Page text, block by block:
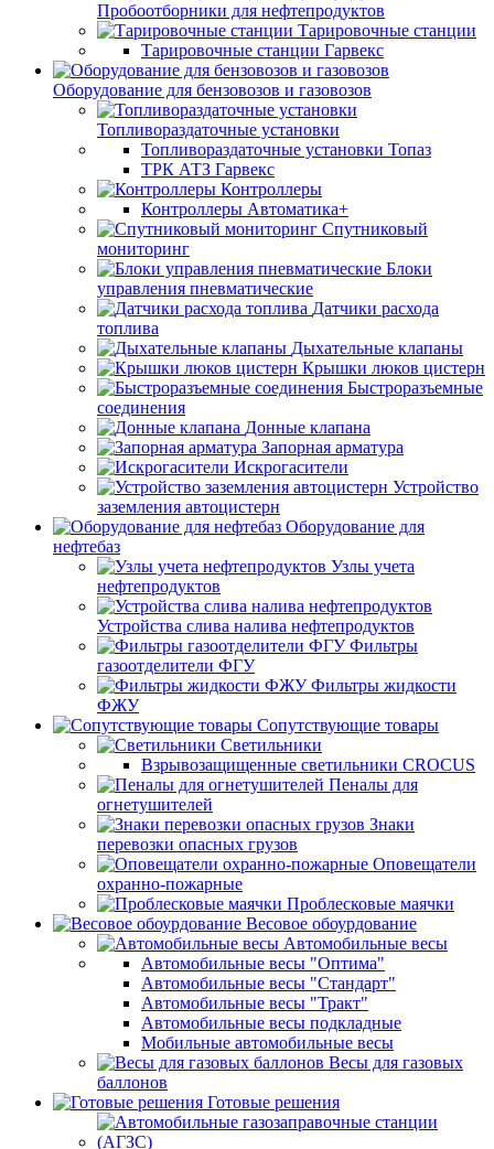
Пробоотборники для нефтепродуктов
Тарировочные станции
Тарировочные станции Гарвекс
Оборудование для бензовозов и газовозов
Топливораздаточные установки
Топливораздаточные установки Топаз
ТРК АТЗ Гарвекс
Контроллеры
Контроллеры Автоматика+
Спутниковый
мониторинг
Блоки
управления пневматические
Датчики расхода
топлива
Дыхательные клапаны
Крышки люков цистерн
Быстроразъемные
соединения
Донные клапана
Запорная арматура
Искрогасители
Устройство
заземления автоцистерн
Оборудование для
нефтебаз
Узлы учета
нефтепродуктов
Устройства слива налива нефтепродуктов
Фильтры
газоотделители ФГУ
Фильтры жидкости
ФЖУ
Сопутствующие товары
Светильники
Взрывозащищенные светильники CROCUS
Пеналы для
огнетушителей
Знаки
перевозки опасных грузов
Оповещатели
охранно-пожарные
Проблесковые маячки
Весовое обоурдование
Автомобильные весы
Автомобильные весы "Оптима"
Автомобильные весы "Стандарт"
Автомобильные весы "Тракт"
Автомобильные весы подкладные
Мобильные автомобильные весы
Весы для газовых
баллонов
Готовые решения